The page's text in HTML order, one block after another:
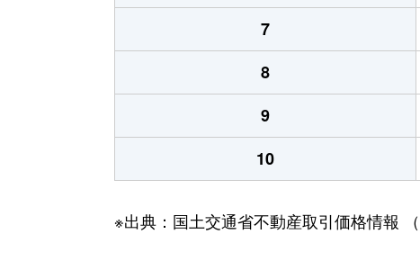
7
8
9
10
※出典：国土交通省不動産取引価格情報 （